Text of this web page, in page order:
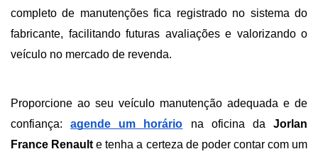
completo de manutenções fica registrado no sistema do
fabricante, facilitando futuras avaliações e valorizando o
veículo no mercado de revenda.
Proporcione ao seu veículo manutenção adequada e de
confiança:
agende um horário na oficina da Jorlan
France Renault e tenha a certeza de poder contar com um